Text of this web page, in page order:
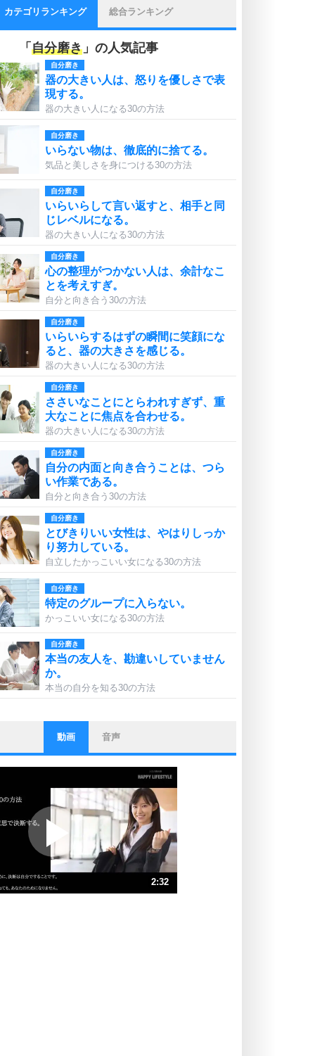
カテゴリランキング 総合ランキング
「 自分磨き 」の人気記事
自分磨き
器の大きい人は、怒りを優しさで表
現する。
器の大きい人になる30の方法
自分磨き
いらない物は、徹底的に捨てる。
気品と美しさを身につける30の方法
自分磨き
いらいらして言い返すと、相手と同
じレベルになる。
器の大きい人になる30の方法
自分磨き
心の整理がつかない人は、余計なこ
とを考えすぎ。
自分と向き合う30の方法
自分磨き
いらいらするはずの瞬間に笑顔にな
ると、器の大きさを感じる。
器の大きい人になる30の方法
自分磨き
ささいなことにとらわれすぎず、重
大なことに焦点を合わせる。
器の大きい人になる30の方法
自分磨き
自分の内面と向き合うことは、つら
い作業である。
自分と向き合う30の方法
自分磨き
とびきりいい女性は、やはりしっか
り努力している。
自立したかっこいい女になる30の方法
自分磨き
特定のグループに入らない。
かっこいい女になる30の方法
自分磨き
本当の友人を、勘違いしていません
か。
本当の自分を知る30の方法
ストレス対策
他人と比べない。
いっそのこと、他人を見ない。
プラス思考
ポジティブになれない原因は、行動
しないから。
ポジティブ思考になる30の方法
ストレス対策
人生、なんとかなるもの。
動画 音声
2:32